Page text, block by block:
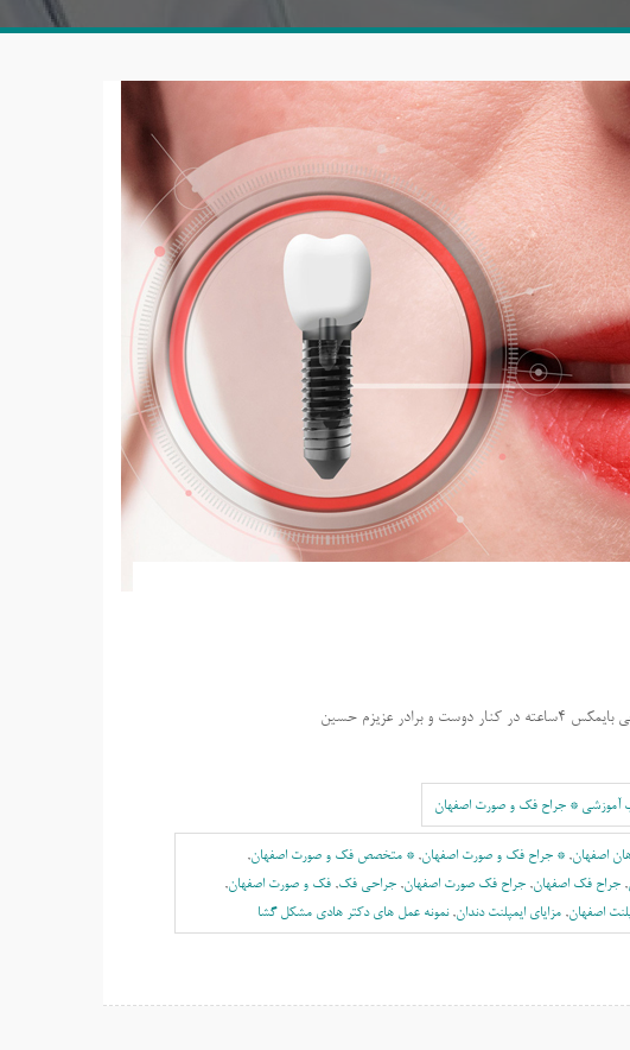
مزایای ایمپلنت دندان چیست؟ مزایای ایمپلنت دندان یه جراحی بایمکس ۴ساعته در کنار دوست و برادر عزیزم حسین
آموزشی * جراح فک و صورت اصفهان
اصفهان, * جراح فک و صورت اصفهان, * متخصص فک و صورت اصفهان,
, جراح فک اصفهان, جراح فک صورت اصفهان, جراحی فک, فک و صورت اصفهان,
اصفهان, مزایای ایمپلنت دندان,نمونه عمل های دکتر هادی مشکل گشا